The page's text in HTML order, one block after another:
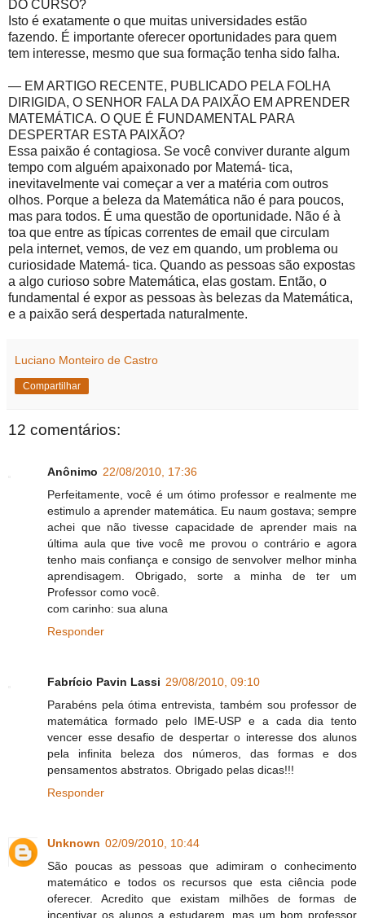
DO CURSO?
Isto é exatamente o que muitas universidades estão
fazendo. É importante oferecer oportunidades para quem
tem interesse, mesmo que sua formação tenha sido falha.
— EM ARTIGO RECENTE, PUBLICADO PELA FOLHA
DIRIGIDA, O SENHOR FALA DA PAIXÃO EM APRENDER
MATEMÁTICA. O QUE É FUNDAMENTAL PARA
DESPERTAR ESTA PAIXÃO?
Essa paixão é contagiosa. Se você conviver durante algum
tempo com alguém apaixonado por Matemá- tica,
inevitavelmente vai começar a ver a matéria com outros
olhos. Porque a beleza da Matemática não é para poucos,
mas para todos. É uma questão de oportunidade. Não é à
toa que entre as típicas correntes de email que circulam
pela internet, vemos, de vez em quando, um problema ou
curiosidade Matemá- tica. Quando as pessoas são expostas
a algo curioso sobre Matemática, elas gostam. Então, o
fundamental é expor as pessoas às belezas da Matemática,
e a paixão será despertada naturalmente.
Luciano Monteiro de Castro
Compartilhar
12 comentários:
Anônimo 22/08/2010, 17:36
Perfeitamente, você é um ótimo professor e realmente me
estimulo a aprender matemática. Eu naum gostava; sempre
achei que não tivesse capacidade de aprender mais na
última aula que tive você me provou o contrário e agora
tenho mais confiança e consigo de senvolver melhor minha
aprendisagem. Obrigado, sorte a minha de ter um
Professor como você.
com carinho: sua aluna
Responder
Fabrício Pavin Lassi 29/08/2010, 09:10
Parabéns pela ótima entrevista, também sou professor de
matemática formado pelo IME-USP e a cada dia tento
vencer esse desafio de despertar o interesse dos alunos
pela infinita beleza dos números, das formas e dos
pensamentos abstratos. Obrigado pelas dicas!!!
Responder
Unknown 02/09/2010, 10:44
São poucas as pessoas que adimiram o conhecimento
matemático e todos os recursos que esta ciência pode
oferecer. Acredito que existam milhões de formas de
incentivar os alunos a estudarem, mas um bom professor